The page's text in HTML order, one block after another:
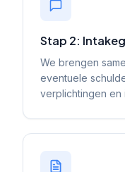
Stap 2:
We brengen
eventuele
verplichtingen en